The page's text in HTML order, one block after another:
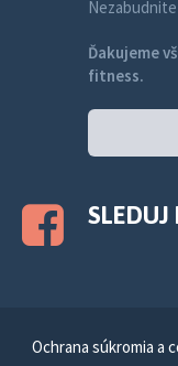
Ďakujeme
fitness.
SLEDUJ
Ochrana súkromia a